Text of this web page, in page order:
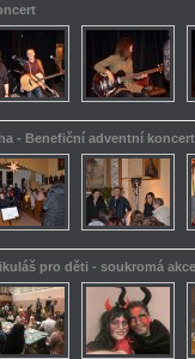
- Benefiční adventní
pro děti - soukromá akce